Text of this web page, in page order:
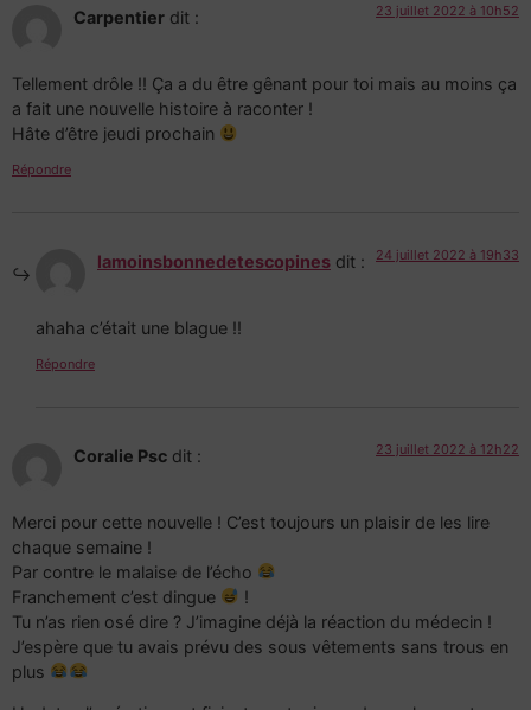
Carpentier dit : 23 juillet 2022 à 10h52
Tellement drôle !! Ça a du être gênant pour toi mais au moins ça
a fait une nouvelle histoire à raconter !
Hâte d’être jeudi prochain
Répondre
lamoinsbonnedetescopines dit : 24 juillet 2022 à 19h33
ahaha c’était une blague !!
Répondre
Coralie Psc dit : 23 juillet 2022 à 12h22
Merci pour cette nouvelle ! C’est toujours un plaisir de les lire
chaque semaine !
Par contre le malaise de l’écho
Franchement c’est dingue
!
Tu n’as rien osé dire ? J’imagine déjà la réaction du médecin !
J’espère que tu avais prévu des sous vêtements sans trous en
plus